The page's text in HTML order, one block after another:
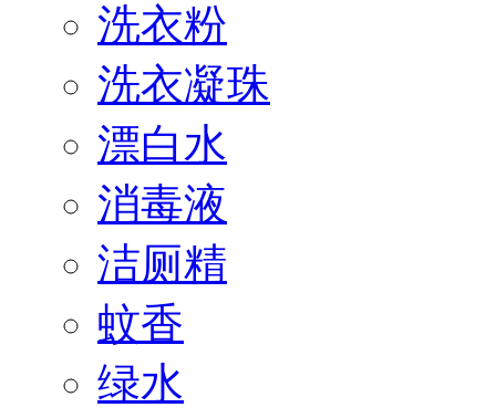
洗衣粉
洗衣凝珠
漂白水
消毒液
洁厕精
蚊香
绿水